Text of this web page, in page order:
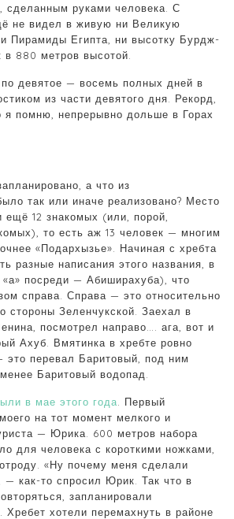
сделанным руками человека. С
не видел в живую ни Великую
Пирамиды Египта, ни высотку Бурдж-
880 метров высотой.
по девятое — восемь полных дней в
из части девятого дня. Рекорд,
я помню, непрерывно дольше в Горах
а что из
так или иначе реализовано? Место
ещё 12 знакомых (или, порой,
то есть аж 13 человек — многим
«Подархызье». Начиная с хребта
разные написания этого названия, в
посреди — Абиширахуба), что
справа. Справа — это относительно
стороны Зеленчукской. Заехал в
посмотрел направо…. ага, вот и
Ахуб. Вмятинка в хребте ровно
это перевал Баритовый, под ним
Баритовый водопад.
в мае этого года . Первый
на тот момент мелкого и
— Юрика. 600 метров набора
для человека с короткими ножками,
«Ну почему меня сделали
— как-то спросил Юрик. Так что в
запланировали
Хребет хотели перемахнуть в районе